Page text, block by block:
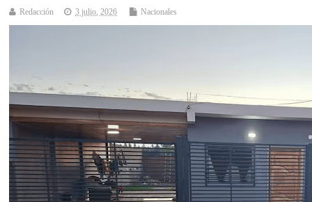
Redacción 3 julio, 2026 Nacionales